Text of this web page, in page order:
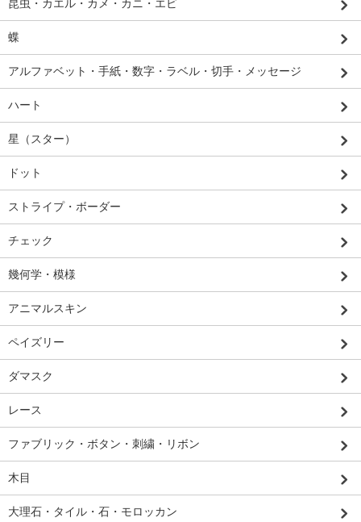
昆虫・カエル・カメ・カニ・エビ
蝶
アルファベット・手紙・数字・ラベル・切手・メッセージ
ハート
星（スター）
ドット
ストライプ・ボーダー
チェック
幾何学・模様
アニマルスキン
ペイズリー
ダマスク
レース
ファブリック・ボタン・刺繍・リボン
木目
大理石・タイル・石・モロッカン